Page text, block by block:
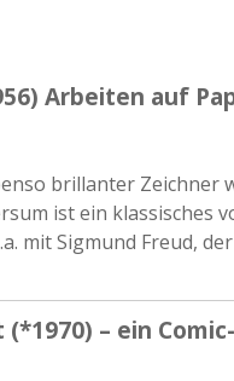
Arbeiten auf
brillanter
ist ein klassisches
mit Sigmund Freud,
– ein